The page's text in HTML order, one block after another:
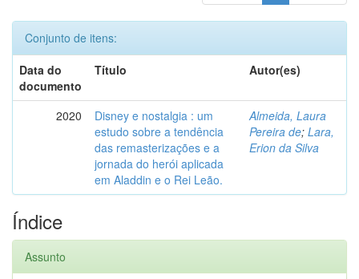
Conjunto de itens:
Data do
documento
Título Autor(es)
2020
Disney e nostalgia : um
estudo sobre a tendência
das remasterizações e a
jornada do herói aplicada
em Aladdin e o Rei Leão.
Almeida, Laura
Pereira de; Lara,
Erion da Silva
Índice
Assunto